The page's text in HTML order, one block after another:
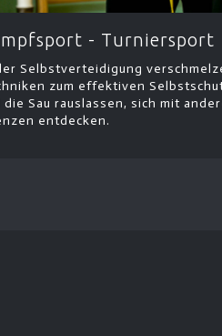
- Turniersport
Selbstverteidigung
zum effektiven
die Sau rauslassen, sich mit
entdecken.